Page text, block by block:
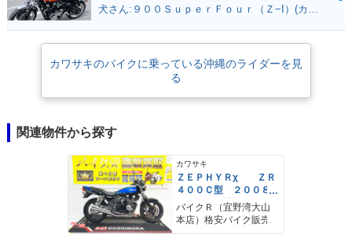
カワサキのバイクに乗っている沖縄のライダーを見
る
関連物件から探す
カワサキ
ＺＥＰＨＹＲχ ＺＲ
４００Ｃ型 ２００８
年モデル 社外ハンド
ルブレース ＵＳＢポ
ート
バイクＲ（宜野湾大山
本店）格安バイク販売